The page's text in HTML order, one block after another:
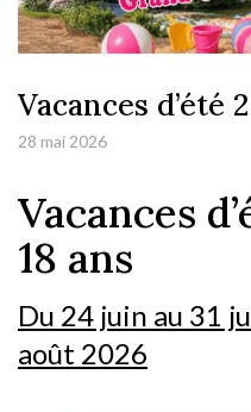
Vacances d’été
28 mai 2026
Vacances
18 ans
Du 24 juin au 31
août 2026